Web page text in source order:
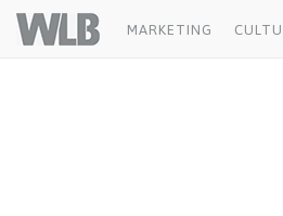
Welovebuzz
MARKETING
#BetterTogether